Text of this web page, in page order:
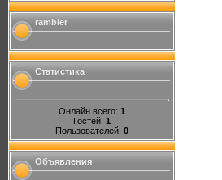
rambler
Статистика
Онлайн всего: 1
Гостей: 1
Пользователей: 0
Объявления